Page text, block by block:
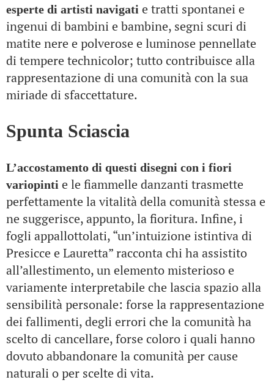
esperte di artisti navigati e tratti spontanei e
ingenui di bambini e bambine, segni scuri di
matite nere e polverose e luminose pennellate
di tempere technicolor; tutto contribuisce alla
rappresentazione di una comunità con la sua
miriade di sfaccettature.
Spunta Sciascia
L’accostamento di questi disegni con i fiori
variopinti e le fiammelle danzanti trasmette
perfettamente la vitalità della comunità stessa e
ne suggerisce, appunto, la fioritura. Infine, i
fogli appallottolati, “un’intuizione istintiva di
Presicce e Lauretta” racconta chi ha assistito
all’allestimento, un elemento misterioso e
variamente interpretabile che lascia spazio alla
sensibilità personale: forse la rappresentazione
dei fallimenti, degli errori che la comunità ha
scelto di cancellare, forse coloro i quali hanno
dovuto abbandonare la comunità per cause
naturali o per scelte di vita.